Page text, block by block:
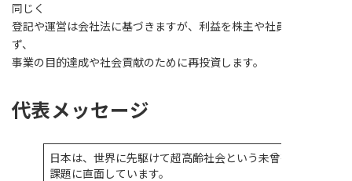
同じく
登記や運営は会社法に基づきますが、利益を株主や社員に配当せ
ず、
事業の目的達成や社会貢献のために再投資します。
代表メッセージ
日本は、世界に先駆けて超高齢社会という未曾有の
課題に直面しています。